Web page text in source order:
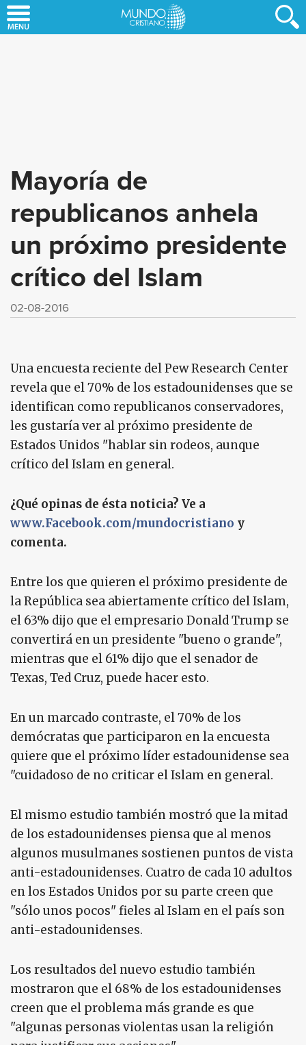
to
Mayoría de
republicanos anhela
un próximo presidente
crítico del Islam
02-08-2016
Una encuesta reciente del Pew Research Center
revela que el 70% de los estadounidenses que se
identifican como republicanos conservadores,
les gustaría ver al próximo presidente de
Estados Unidos "hablar sin rodeos, aunque
crítico del Islam en general.
¿Qué opinas de ésta noticia? Ve a
www.Facebook.com/mundocristiano y
comenta.
Entre los que quieren el próximo presidente de
la República sea abiertamente crítico del Islam,
el 63% dijo que el empresario Donald Trump se
convertirá en un presidente "bueno o grande",
mientras que el 61% dijo que el senador de
Texas, Ted Cruz, puede hacer esto.
En un marcado contraste, el 70% de los
demócratas que participaron en la encuesta
quiere que el próximo líder estadounidense sea
"cuidadoso de no criticar el Islam en general.
El mismo estudio también mostró que la mitad
de los estadounidenses piensa que al menos
algunos musulmanes sostienen puntos de vista
anti-estadounidenses. Cuatro de cada 10 adultos
en los Estados Unidos por su parte creen que
"sólo unos pocos" fieles al Islam en el país son
anti-estadounidenses.
Los resultados del nuevo estudio también
mostraron que el 68% de los estadounidenses
creen que el problema más grande es que
"algunas personas violentas usan la religión